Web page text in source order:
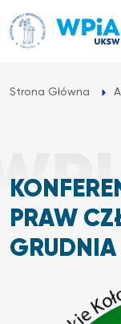
do
treści
Strona Główna
PRAW